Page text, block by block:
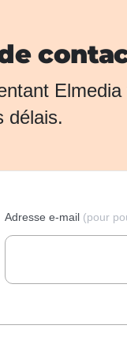
délais.
Adresse e-mail (pour